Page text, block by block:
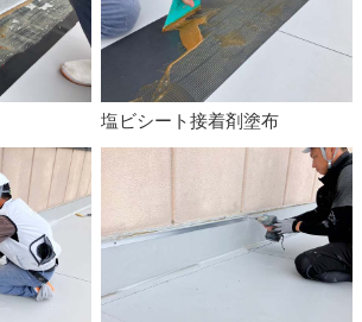
塩ビシート接着剤塗布